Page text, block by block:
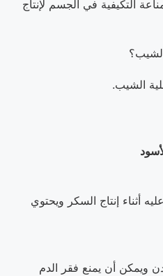
التكيفية في الجسم لإنتاج
الشيب.
أثناء إنتاج السكر ويحتوي
ويمكن أن يمنع فقر الدم